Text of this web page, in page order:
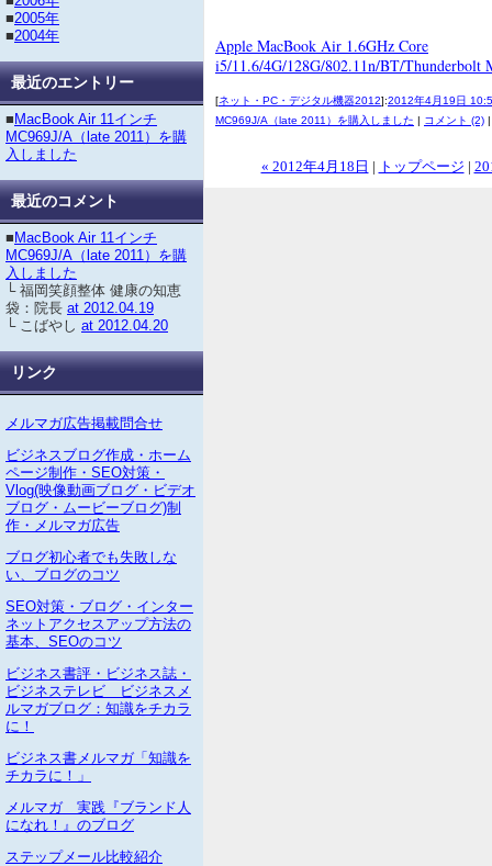
■2005年
■2004年
最近のエントリー
■ MacBook Air 11インチ
MC969J/A（late 2011）を購
入しました
最近のコメント
■ MacBook Air 11インチ
MC969J/A（late 2011）を購
入しました
└ 福岡笑顔整体 健康の知恵
袋：院長 at 2012.04.19
└ こばやし at 2012.04.20
リンク
メルマガ広告掲載問合せ
ビジネスブログ作成・ホーム
ページ制作・SEO対策・
Vlog(映像動画ブログ・ビデオ
ブログ・ムービーブログ)制
作・メルマガ広告
ブログ初心者でも失敗しな
い、ブログのコツ
SEO対策・ブログ・インター
ネットアクセスアップ方法の
基本、SEOのコツ
ビジネス書評・ビジネス誌・
ビジネステレビ ビジネスメ
ルマガブログ：知識をチカラ
に！
ビジネス書メルマガ「知識を
チカラに！」
メルマガ 実践『ブランド人
になれ！』のブログ
ステップメール比較紹介
Apple MacBook Air 1.6GHz Core
i5/11.6/4G/128G/802.11n/BT/Thunderbolt
[ネット・PC・デジタル機器2012]:2012年4月19日
MC969J/A（late 2011）を購入しました | コメント (2)
« 2012年4月18日 トップページ